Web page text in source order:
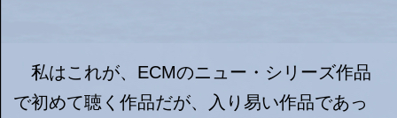
私はこれが、ECMのニュー・シリーズ作品
で初めて聴く作品だが、入り易い作品であっ